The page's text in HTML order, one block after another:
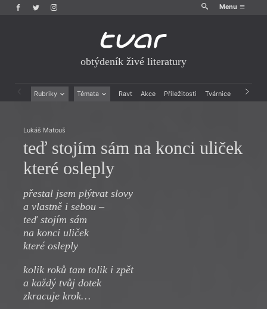
Menu
obtýdeník živé literatury
Rubriky Témata Ravt Akce Příležitosti Tvárnice Archiv
Recenze a reflexe
Reportáže
Rozhovory
Divadlo
Historie kolonialismu
Dokument
Lukáš Matouš
teď stojím sám na konci uliček
které osleply
přestal jsem plýtvat slovy
a vlastně i sebou –
teď stojím sám
na konci uliček
které osleply
kolik roků tam tolik i zpět
a každý tvůj dotek
zkracuje krok…